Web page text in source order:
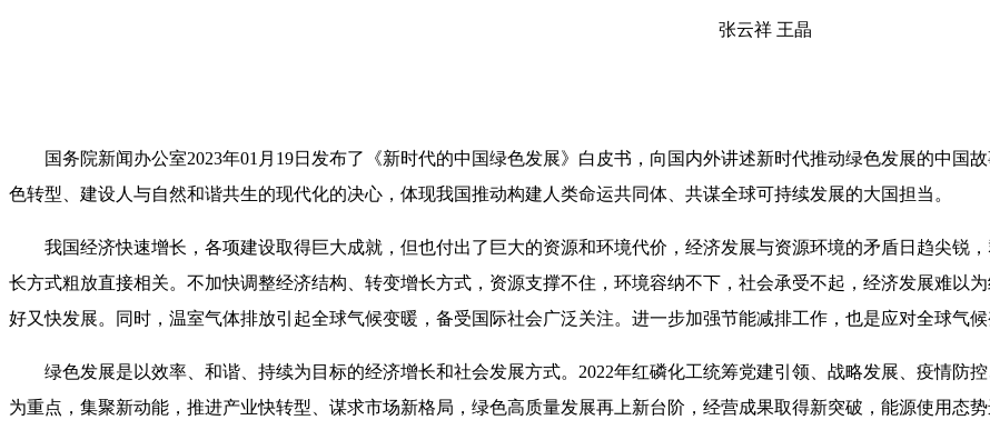
张云祥 王晶
国务院新闻办公室2023年01 月 19日发布了《新时代的中国绿色发展》白皮书，向国内外讲述新时代推动绿色发展的中国
色转型、建设人与自然和谐共生的现代化的决心，体现我国推动构建人类命运共同体、共谋全球可持续发展的大国担当。
我国经济快速增长，各项建设取得巨大成就，但也付出了巨大的资源和环境代价，经济发展与资源环境的矛盾日趋尖锐
长方式粗放直接相关。不加快调整经济结构、转变增长方式，资源支撑不住，环境容纳不下，社会承受不起，经济发展难以
好又快发展。同时，温室气体排放引起全球气候变暖，备受国际社会广泛关注。进一步加强节能减排工作，也是应对全球气
绿色发展是以效率、和谐、持续为目标的经济增长和社会发展方式。 2022年红磷化工统筹党建引领、战略发展、疫情防
为重点，集聚新动能，推进产业快转型、谋求市场新格局，绿色高质量发展再上新台阶，经营成果取得新突破，能源使用态势